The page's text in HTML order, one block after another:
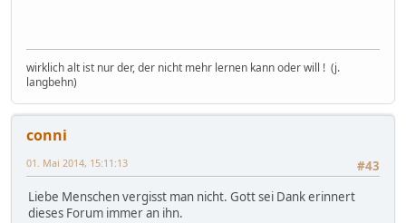
wirklich alt ist nur der, der nicht mehr lernen kann oder will ! (j.
langbehn)
conni
#43
01. Mai 2014, 15:11:13
Liebe Menschen vergisst man nicht. Gott sei Dank erinnert
dieses Forum immer an ihn.